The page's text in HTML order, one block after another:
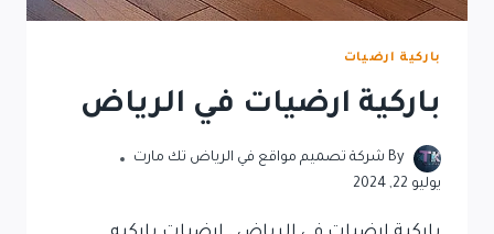
باركية ارضيات
باركية ارضيات في الرياض
By شركة تصميم مواقع في الرياض تك مارت
يوليو 22, 2024